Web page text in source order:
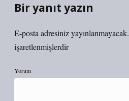
Bir yanıt yazın
E-posta adresiniz yayınlanmayacak.
işaretlenmişlerdir
Yorum